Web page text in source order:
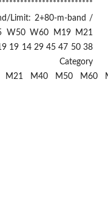
Limit: 2+80-m-band /
W50 W60 M19 M21
19 14 29 45 47 50 38
M21 M40 M50 M60